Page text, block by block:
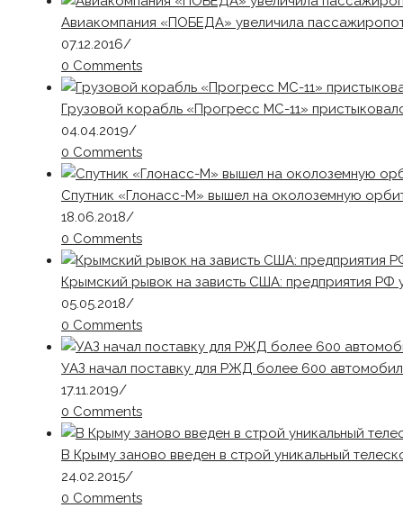
Авиакомпания «ПОБЕДА» увеличила
07.12.2016/
0 Comments
Грузовой корабль «Прогресс МС-11»
04.04.2019/
0 Comments
Спутник «Глонасс-М» вышел на околоземную
18.06.2018/
0 Comments
Крымский рывок на зависть США: предприятия РФ
05.05.2018/
0 Comments
УАЗ начал поставку для РЖД более 600
17.11.2019/
0 Comments
В Крыму заново введен в строй уникальный
24.02.2015/
0 Comments